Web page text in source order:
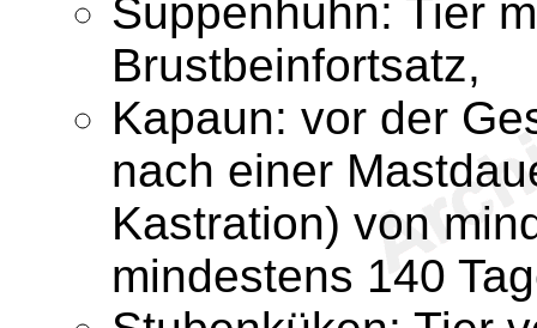
Suppenhuhn: Tier
Brustbeinfortsatz,
Kapaun: vor der
nach einer
Kastration) von
mindestens 140